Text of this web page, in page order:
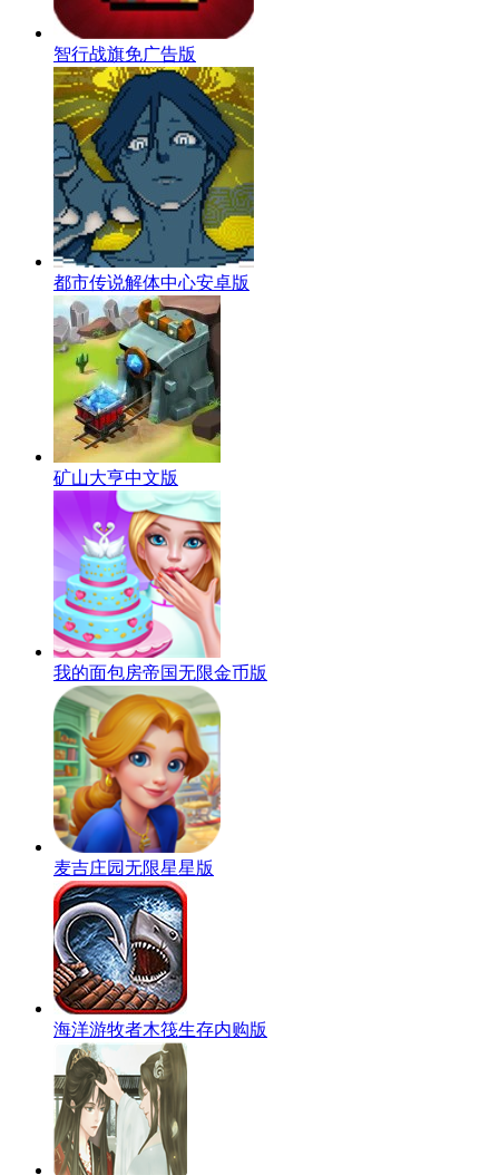
智行战旗免广告版
都市传说解体中心安卓版
矿山大亨中文版
我的面包房帝国无限金币版
麦吉庄园无限星星版
海洋游牧者木筏生存内购版